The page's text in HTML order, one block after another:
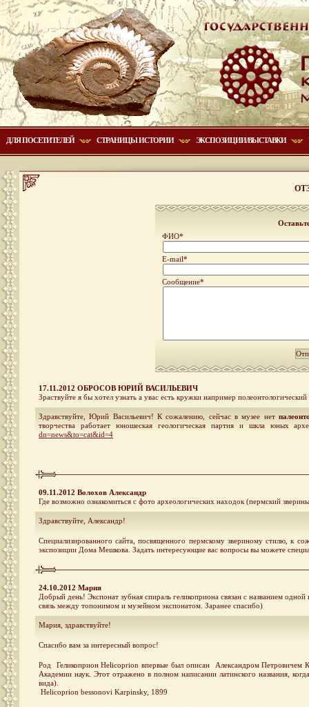
ДЛЯ ПОСЕТИТЕЛЕЙ СТРАНИЦЫ ИСТОРИИ ЭКСПОЗИЦИИ/ВЫСТАВКИ
ФИО*
E-mail*
Сообщение*
17.11.2012 ОБРОСОВ ЮРИЙ ВАСИЛЬЕВИЧ
Зраствуйте я бы хотел узнать а увас есть кружки например
Здравствуйте, Юрий Васильевич! К сожалению, сейчас в музее нет
творчества работает юношеская геологическая партия и шкла юных
dn=news&to=cat&id=4
09.11.2012 Волохов Александр
Где возможно ознакомиться с фото археологических находок (пермский
Здравствуйте, Александр!
Специализированного сайта, посвященного пермскому звериному стилю, к
экспозиции Дома Мешкова. Задать интересующие вас вопросы вы можете
24.10.2012 Мария
Добрый день! Экспонат зубная спираль геликоприона связан с названием
связь между топонимом и музейном экспонатом. Заранее спасибо)
Мария, здравствуйте!
Спасибо вам за интересный вопрос!
Род Геликоприон Helicoprion впервые был описан Александром Петровичем
Академии наук. Этот отражено в полном написании латинского названия,
вида).
Helicoprion bessonovi Karpinsky, 1899